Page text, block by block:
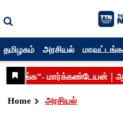
தமிழகம் அரசியல்
Home அரசியல்